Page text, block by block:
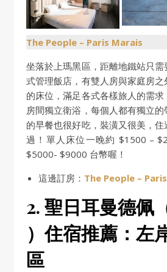
The People – Paris Marais
坐落於上瑪黑區，距離地鐵站只
式管理飯店，有雙人房與家庭房
的床位，滿足各式各樣旅人的需
房間獨立衛浴，每個人都有獨立
的早餐也很好吃，裝潢又很美，
過！單人床位一晚約 $1500 –
$5000- $9000 台幣喔！
這邊訂房： The People –
2. 聖日耳曼德佩
）住宿推薦： 左
區